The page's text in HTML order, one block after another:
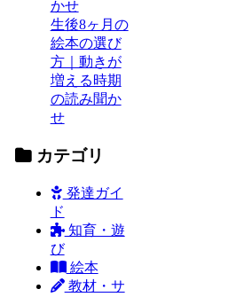
生後8ヶ月の
絵本の選び
方｜動きが
増える時期
の読み聞か
せ
カテゴリ
発達ガイ
ド
知育・遊
び
絵本
教材・サ